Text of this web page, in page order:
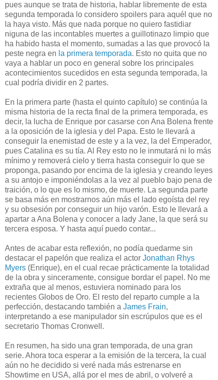
pues aunque se trata de historia, hablar libremente de esta
segunda temporada lo considero spoilers para aquél que no
la haya visto. Más que nada porque no quiero fastidiar
niguna de las incontables muertes a guillotinazo limpio que
ha habido hasta el momento, sumadas a las que provocó la
peste negra en la primera temporada. Esto no quita que no
vaya a hablar un poco en general sobre los principales
acontecimientos sucedidos en esta segunda temporada, la
cual podría dividir en 2 partes.
En la primera parte (hasta el quinto capítulo) se continúa la
misma historia de la recta final de la primera temporada, es
decir, la lucha de Enrique por casarse con Ana Bolena frente
a la oposición de la iglesia y del Papa. Esto le llevará a
conseguir la enemistad de este y a la vez, la del Emperador,
pues Catalina es su tía. Al Rey esto no le inmutará ni lo más
mínimo y removerá cielo y tierra hasta conseguir lo que se
proponga, pasando por encima de la iglesia y creando leyes
a su antojo e imponiéndolas a la vez al pueblo bajo pena de
traición, o lo que es lo mismo, de muerte. La segunda parte
se basa más en mostrarnos aún más el lado egoísta del rey
y su obsesión por conseguir un hijo varón. Esto le llevará a
apartar a Ana Bolena y conocer a lady Jane, la que será su
tercera esposa. Y hasta aquí puedo contar...
Antes de acabar esta reflexión, no podía quedarme sin
destacar el papelón que realiza el actor Jonathan Rhys
Myers (Enrique), en el cual recae prácticamente la totalidad
de la obra y sinceramente, consigue bordar el papel. No me
extraña que al menos, estuviera nominado para los
recientes Globos de Oro. El resto del reparto cumple a la
perfección, destacando también a James Frain,
interpretando a ese manipulador sin escrúpulos que es el
secretario Thomas Cronwell.
En resumen, ha sido una gran temporada, de una gran
serie. Ahora toca esperar a la emisión de la tercera, la cual
aún no he decidido si veré nada más estrenarse en
Showtime en USA, allá por el mes de abril, o volveré a